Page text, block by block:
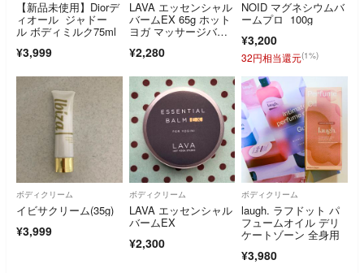
【新品未使用】Diorデ
ィオール ジャドー
ル ボディミルク75ml
¥3,999
LAVA エッセンシャル
バームEX 65g ホット
ヨガ マッサージバー
¥2,280
NOID マグネシウムバ
ームプロ 100g
¥3,200
32円相当還元(1%)
ボディクリーム
イビサクリーム(35g)
¥3,999
ボディクリーム
LAVA エッセンシャル
バームEX
¥2,300
ボディクリーム
laugh. ラフドット パ
フュームオイル デリ
ケートゾーン 全身用
¥3,980